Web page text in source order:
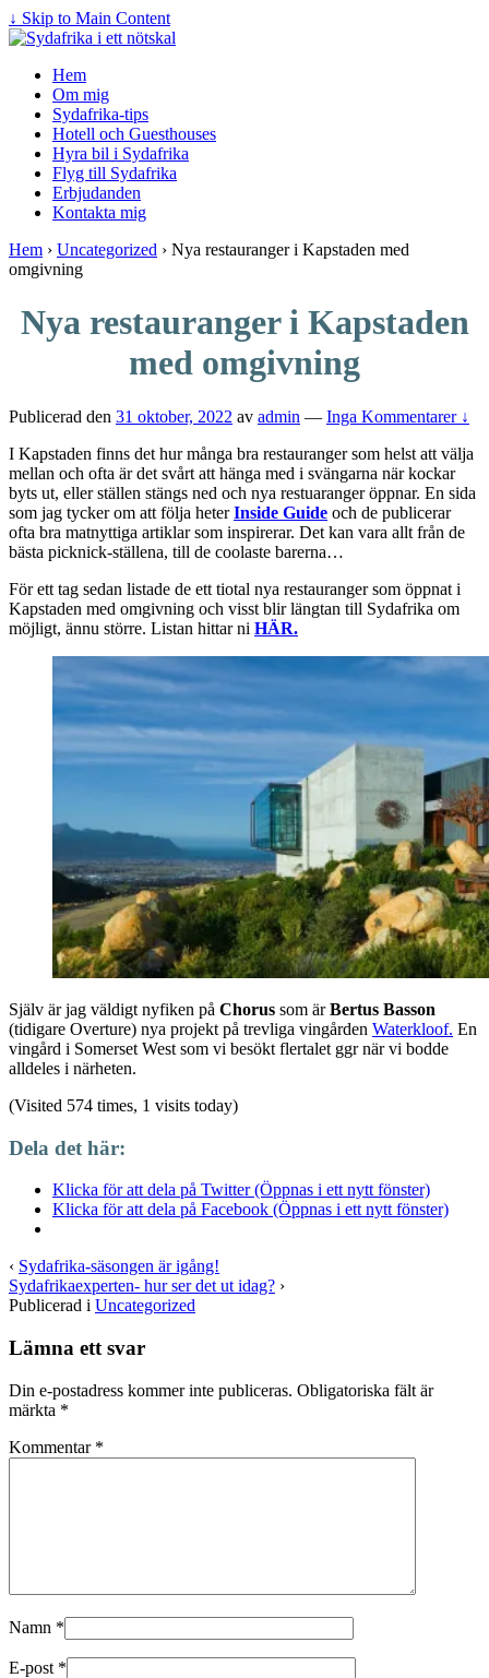
↓ Skip to Main Content
Hem
Om mig
Sydafrika-tips
Hotell och Guesthouses
Hyra bil i Sydafrika
Flyg till Sydafrika
Erbjudanden
Kontakta mig
Hem › Uncategorized › Nya restauranger i Kapstaden med
omgivning
Nya restauranger i Kapstaden
med omgivning
Publicerad den 31 oktober, 2022 av admin — Inga Kommentarer ↓
I Kapstaden finns det hur många bra restauranger som helst att välja
mellan och ofta är det svårt att hänga med i svängarna när kockar
byts ut, eller ställen stängs ned och nya restuaranger öppnar. En sida
som jag tycker om att följa heterInside Guide och de publicerar
ofta bra matnyttiga artiklar som inspirerar. Det kan vara allt från de
bästa picknick-ställena, till de coolaste barerna…
För ett tag sedan listade de ett tiotal nya restauranger som öppnat i
Kapstaden med omgivning och visst blir längtan till Sydafrika om
möjligt, ännu större. Listan hittar ni HÄR.
Själv är jag väldigt nyfiken på Chorus som ärBertus Basson
(tidigare Overture) nya projekt på trevliga vingården Waterkloof. En
vingård i Somerset West som vi besökt flertalet ggr när vi bodde
alldeles i närheten.
(Visited 574 times, 1 visits today)
Dela det här:
Klicka för att dela på Twitter (Öppnas i ett nytt fönster)
Klicka för att dela på Facebook (Öppnas i ett nytt fönster)
‹ Sydafrika-säsongen är igång!
Sydafrikaexperten- hur ser det ut idag? ›
Publicerad i Uncategorized
Lämna ett svar
Din e-postadress kommer inte publiceras. Obligatoriska fält är
märkta *
Kommentar *
Namn *
E-post *